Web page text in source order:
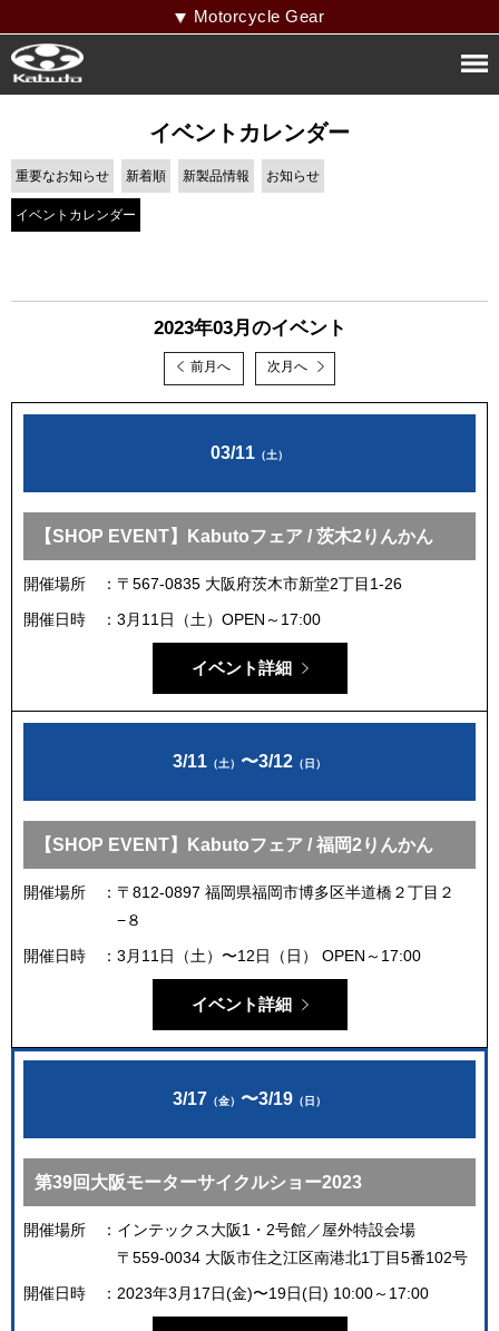
Motorcycle Gear
イベントカレンダー
重要なお知らせ 新着順 新製品情報 お知らせ
イベントカレンダー
2023年03月のイベント
前月へ 次月へ
03/11 （土）
【SHOP EVENT】Kabutoフェア / 茨木2りんかん
開催場所
〒567-0835 大阪府茨木市新堂2丁目1-26
開催日時
3月11日（土）OPEN～17:00
イベント詳細
3/11 （土） 〜3/12 （日）
【SHOP EVENT】Kabutoフェア / 福岡2りんかん
開催場所
〒812-0897 福岡県福岡市博多区半道橋２丁目２
−８
開催日時
3月11日（土）〜12日（日） OPEN～17:00
イベント詳細
3/17 （金） 〜3/19 （日）
第39回大阪モーターサイクルショー2023
開催場所
インテックス大阪1・2号館／屋外特設会場
〒559-0034 大阪市住之江区南港北1丁目5番102号
開催日時
2023年3月17日(金)〜19日(日) 10:00～17:00